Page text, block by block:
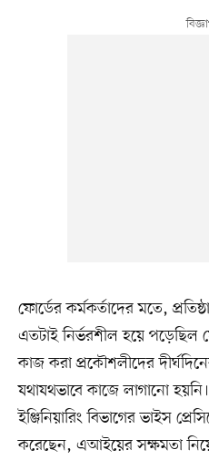
ফোর্ডের কর্মকর্তাদের মতে,
এতটাই নির্ভরশীল হয়ে পড়েছিল
কাজ করা প্রকৌশলীদের
যথাযথভাবে কাজে লাগানো
ইঞ্জিনিয়ারিং বিভাগের ভাইস
করেছেন, এআইয়ের সক্ষমতা নিয়ে